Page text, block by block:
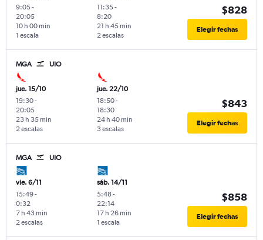
9:05-
20:05
1 escala
10 h 00 min
11:35-
8:20
2 escalas
21 h 45 min
$828
Elegir fechas
MGA UIO
jue. 15/10
19:30-
20:05
2 escalas
23 h 35 min
jue. 22/10
18:50-
18:30
3 escalas
24 h 40 min
$843
Elegir fechas
MGA UIO
vie. 6/11
15:49-
0:32
2 escalas
7 h 43 min
sáb. 14/11
5:48-
22:14
1 escala
17 h 26 min
$858
Elegir fechas